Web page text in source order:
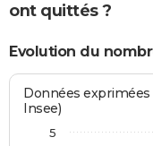
ont quittés ?
Evolution du
Données exprimées
Insee)
5